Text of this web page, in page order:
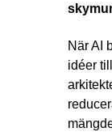
När AI
idéer